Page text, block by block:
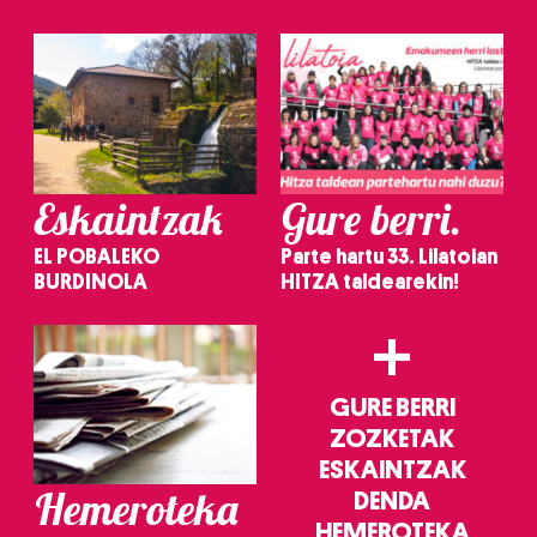
Eskaintzak
EL POBALEKO
BURDINOLA
Gure berri.
Parte hartu 33. Lilatoian
HITZA taldearekin!
Hemeroteka
+
GURE BERRI
ZOZKETAK
ESKAINTZAK
DENDA